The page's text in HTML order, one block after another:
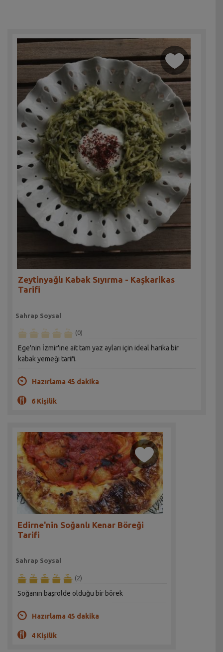
Zeytinyağlı Kabak Sıyırma - Kaşkarikas
Tarifi
Sahrap Soysal
(0)
Ege'nin İzmir'ine ait tam yaz ayları için ideal harika bir
kabak yemeği tarifi.
Hazırlama 45 dakika
6 Kişilik
Edirne'nin Soğanlı Kenar Böreği
Tarifi
Sahrap Soysal
(2)
Soğanın başrolde olduğu bir börek
Hazırlama 45 dakika
4 Kişilik